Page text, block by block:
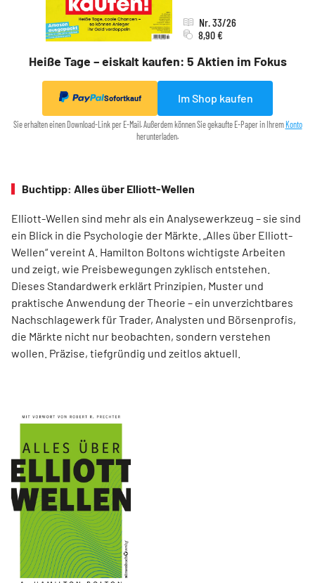
Heiße Tage – eiskalt kaufen: 5 Aktien im Fokus
Nr. 33/26
8,90 €
Sofortkauf Im Shop kaufen
Sie erhalten einen Download-Link per E-Mail. Außerdem können Sie gekaufte E-Paper in IhremKonto
herunterladen.
Buchtipp: Alles über Elliott-Wellen
Elliott-Wellen sind mehr als ein Analysewerkzeug – sie sind
ein Blick in die Psychologie der Märkte. „Alles über Elliott-
Wellen“ vereint A. Hamilton Boltons wichtigste Arbeiten
und zeigt, wie Preisbewegungen zyklisch entstehen.
Dieses Standardwerk erklärt Prinzipien, Muster und
praktische Anwendung der Theorie – ein unverzichtbares
Nachschlagewerk für Trader, Analysten und Börsenprofis,
die Märkte nicht nur beobachten, sondern verstehen
wollen. Präzise, tiefgründig und zeitlos aktuell.